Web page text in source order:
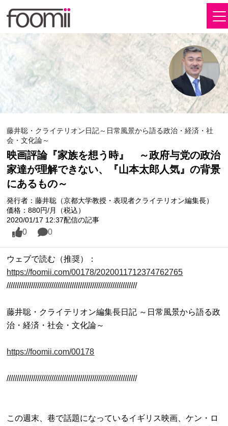
藤井聡・クライテリオン日記～日常風景から語る政治・経済・社
会・文化論～
映画評論『家族を想う時』 ～政府与党の政治
家達が理解できない、『山本太郎人気』の背景
にあるもの～
発行者：藤井聡（京都大学教授・表現者クライテリオン編集長）
価格：880円/月（税込）
2020/01/17 12:37配信の記事
0 0
ウェブで読む（推奨）：
https://foomii.com/00178/2020011712374762765
////////////////////////////////////////////////////////////////
藤井聡・クライテリオン編集長日記 ～日常風景から語る政
治・経済・社会・文化論～
https://foomii.com/00178
////////////////////////////////////////////////////////////////
この週末、巷で話題になっているイギリス映画、ケン・ロ